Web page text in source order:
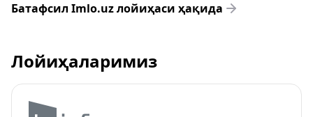
Батафсил Imlo.uz лойиҳаси ҳақида
Лойиҳаларимиз